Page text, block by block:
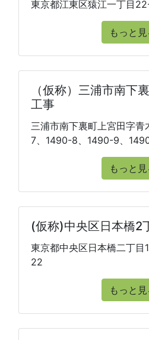
東京都江東区猿江一丁目
もっと見
（仮称）三浦市南下
工事
三浦市南下裏町上宮田字
7、1490-8、1490-9、
もっと見
(仮称)中央区日本橋2
東京都中央区日本橋二丁目
22
もっと見